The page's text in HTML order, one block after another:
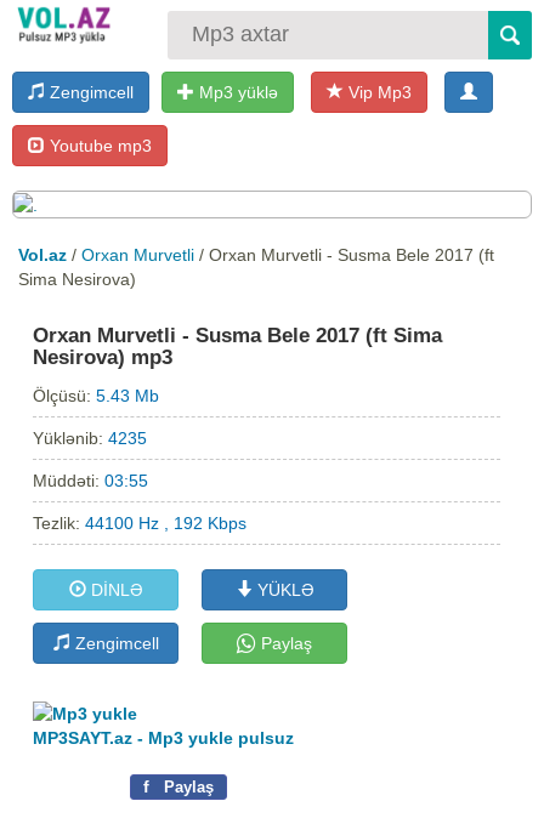
Zengimcell Mp3 yüklə Vip Mp3
Youtube mp3
Vol.az / Orxan Murvetli / Orxan Murvetli - Susma Bele 2017 (ft
Sima Nesirova)
Orxan Murvetli - Susma Bele 2017 (ft Sima
Nesirova) mp3
Ölçüsü:5.43 Mb
Yüklənib:4235
Müddəti:03:55
Tezlik:44100 Hz , 192 Kbps
DİNLƏ YÜKLƏ
Zengimcell Paylaş
MP3SAYT.az - Mp3 yukle pulsuz
f Paylaş